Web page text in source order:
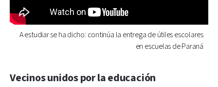
A estudiar se ha dicho: continúa la entrega de útiles escolares
en escuelas de Paraná
Vecinos unidos por la educación